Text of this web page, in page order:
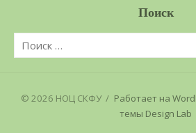
Поиск
по:
© 2026 НОЦ СКФУ / Работает на
темы Design Lab